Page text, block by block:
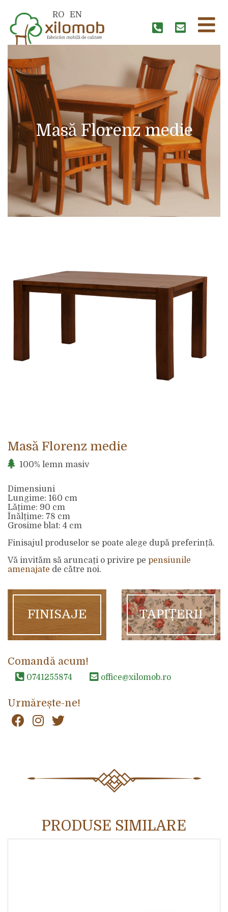
RO EN
Masă Florenz medie
Masă Florenz medie
100% lemn masiv
Dimensiuni
Lungime: 160 cm
Lățime: 90 cm
Înălțime: 78 cm
Grosime blat: 4 cm
Finisajul produselor se poate alege după preferință.
Vă invităm să aruncați o privire pe pensiunile
amenajate de către noi.
FINISAJE TAPIȚERII
Comandă acum!
0741255874 office@xilomob.ro
Urmărește-ne!
PRODUSE SIMILARE